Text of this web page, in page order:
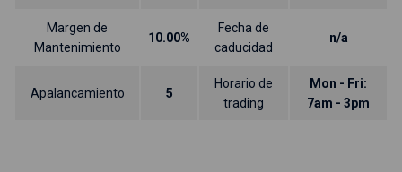
Margen de
Mantenimiento
10.00%
Fecha de
caducidad
n/a
Apalancamiento 5
Horario de
trading
Mon - Fri:
7am - 3pm